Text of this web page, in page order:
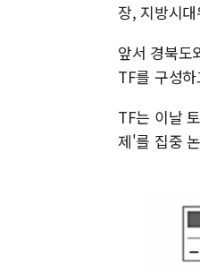
장, 지방시
앞서 경북도
TF를 구성
TF는 이날
제'를 집중